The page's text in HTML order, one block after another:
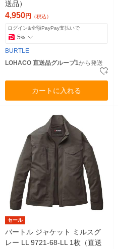
送品）
4,950円 （税込）
ログイン&全額PayPay支払いで
5%
BURTLE
LOHACO 直送品グループ1から発送
カートに入れる
セール
バートル ジャケット ミルスグ
レー LL 9721-68-LL 1枚（直送